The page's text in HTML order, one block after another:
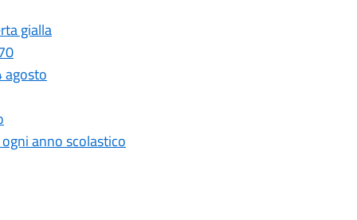
gialla
agosto
anno scolastico